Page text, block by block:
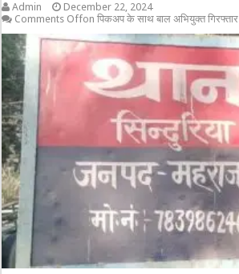
Admin
December 22, 2024
Comments Offon पिकअप के साथ बाल अभियुक्त गिरफ्तार